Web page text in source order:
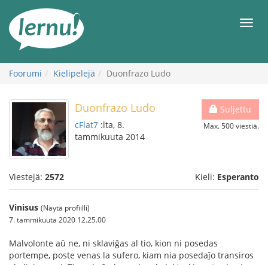
sisältöön
Foorumi Kielipelejä Duonfrazo Ludo
Suljettu
Max. 500 viestiä.
Duonfrazo Ludo
cFlat7 :lta, 8.
tammikuuta 2014
Viestejä: 2572 Kieli: Esperanto
Vinisus (Näytä profiilli)
7. tammikuuta 2020 12.25.00
Malvolonte aŭ ne, ni sklaviĝas al tio, kion ni posedas
portempe, poste venas la sufero, kiam nia posedaĵo transiros